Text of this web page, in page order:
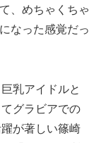
、めちゃくちゃ
なった感覚だっ
乳アイドルと
てグラビアでの
が著しい篠崎